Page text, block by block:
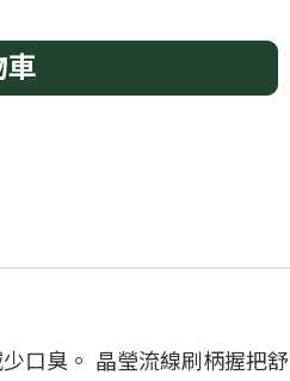
車
口臭。 晶瑩流線刷柄握把舒